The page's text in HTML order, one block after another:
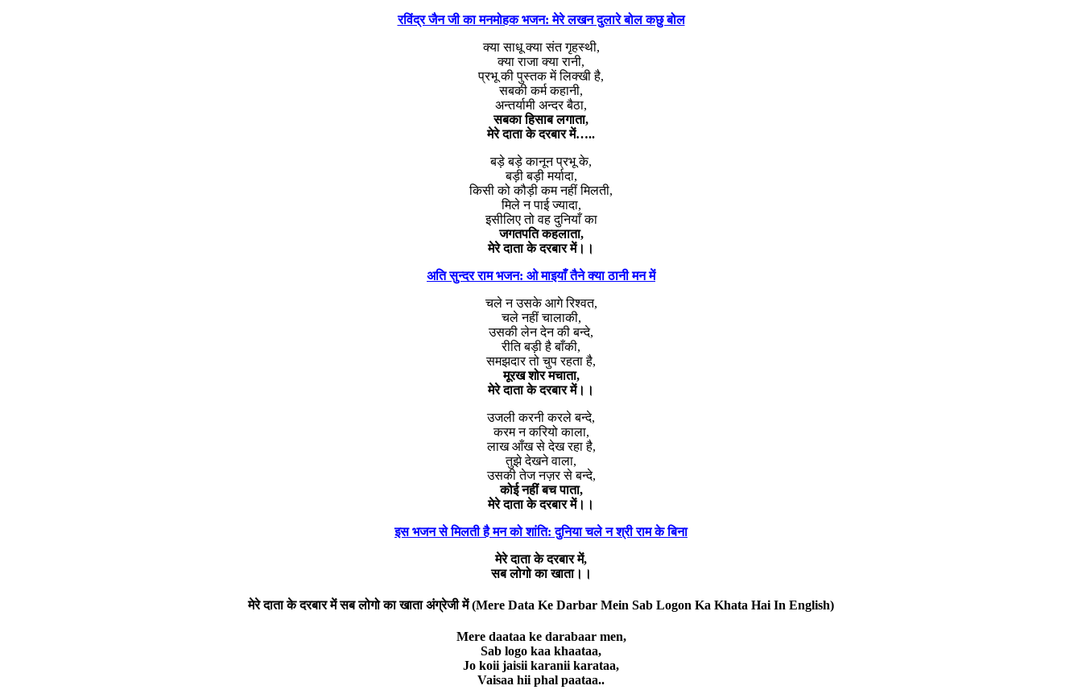
रविंद्र जैन जी का मनमोहक भजन: मेरे लखन दुलारे बोल कछु बोल
क्या साधू क्या संत गृहस्थी,
क्या राजा क्या रानी,
प्रभू की पुस्तक में लिक्खी है,
सबकी कर्म कहानी,
अन्तर्यामी अन्दर बैठा,
सबका हिसाब लगाता,
मेरे दाता के दरबार में…..
बड़े बड़े कानून प्रभू के,
बड़ी बड़ी मर्यादा,
किसी को कौड़ी कम नहीं मिलती,
मिले न पाई ज्यादा,
इसीलिए तो वह दुनियाँ का
जगतपति कहलाता,
मेरे दाता के दरबार में।।
अति सुन्दर राम भजन: ओ माइयाँ तैने क्या ठानी मन में
चले न उसके आगे रिश्वत,
चले नहीं चालाकी,
उसकी लेन देन की बन्दे,
रीति बड़ी है बाँकी,
समझदार तो चुप रहता है,
मूरख शोर मचाता,
मेरे दाता के दरबार में।।
उजली करनी करले बन्दे,
करम न करियो काला,
लाख आँख से देख रहा है,
तुझे देखने वाला,
उसकी तेज नज़र से बन्दे,
कोई नहीं बच पाता,
मेरे दाता के दरबार में।।
इस भजन से मिलती है मन को शांति: दुनिया चले न श्री राम के बिना
मेरे दाता के दरबार में,
सब लोगो का खाता।।
मेरे दाता के दरबार में सब लोगो का खाता अंग्रेजी में (Mere Data Ke Darbar Mein Sab Logon Ka Khata Hai In English)
Mere daataa ke darabaar men,
Sab logo kaa khaataa,
Jo koii jaisii karanii karataa,
Vaisaa hii phal paataa..